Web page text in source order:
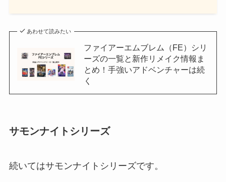
あわせて読みたい
ファイアーエムブレム（FE）シリ
ーズの一覧と新作リメイク情報ま
とめ！手強いアドベンチャーは続
く
サモンナイトシリーズ
続いてはサモンナイトシリーズです。